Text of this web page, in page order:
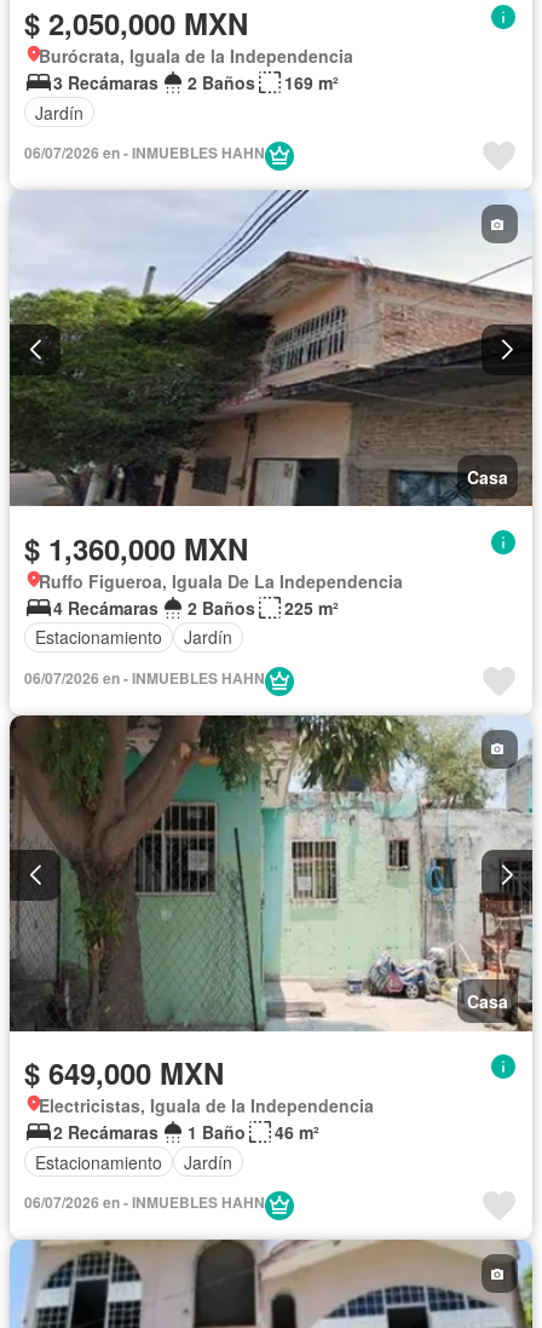
$ 2,050,000 MXN
Burócrata, Iguala de la Independencia
3 Recámaras
2 Baños
169 m²
Jardín
06/07/2026 en - INMUEBLES HAHN
Casa
$ 1,360,000 MXN
Ruffo Figueroa, Iguala De La Independencia
4 Recámaras
2 Baños
225 m²
Estacionamiento
Jardín
06/07/2026 en - INMUEBLES HAHN
Casa
$ 649,000 MXN
Electricistas, Iguala de la Independencia
2 Recámaras
1 Baño
46 m²
Estacionamiento
Jardín
06/07/2026 en - INMUEBLES HAHN